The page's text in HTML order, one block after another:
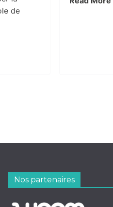
de
Nos partenaires